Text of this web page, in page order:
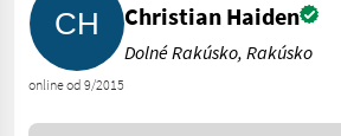
online od 9/2015
Christian Haiden
Dolné Rakúsko, Rakúsko